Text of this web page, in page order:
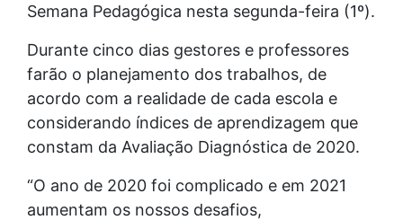
Semana Pedagógica nesta segunda-feira (1º).
Durante cinco dias gestores e professores
farão o planejamento dos trabalhos, de
acordo com a realidade de cada escola e
considerando índices de aprendizagem que
constam da Avaliação Diagnóstica de 2020.
“O ano de 2020 foi complicado e em 2021
aumentam os nossos desafios,